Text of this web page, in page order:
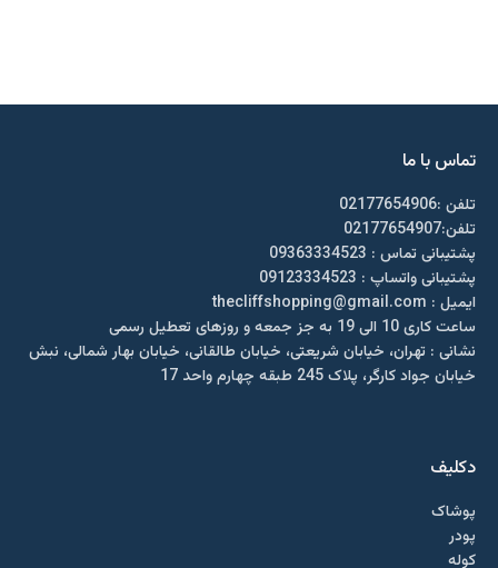
تماس با ما
تلفن :02177654906
تلفن:02177654907
پشتیبانی تماس : 09363334523
پشتیبانی واتساپ : 09123334523
ايميل : thecliffshopping@gmail.com
ساعت کاری 10 الی 19 به جز جمعه و روزهای تعطیل رسمی
نشانی : تهران، خیابان شریعتی، خیابان طالقانی، خیابان بهار شمالی، نبش
خیابان جواد کارگر، پلاک 245 طبقه چهارم واحد 17
دکلیف​
پوشاک
پودر
کوله